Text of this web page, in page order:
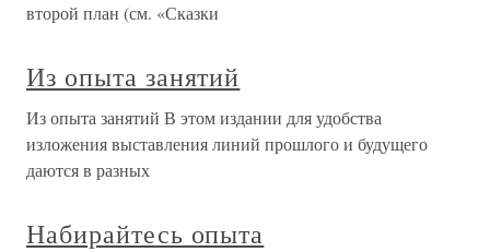
второй план (см. «Сказки
Из опыта занятий
Из опыта занятий В этом издании для удобства
изложения выставления линий прошлого и будущего
даются в разных
Набирайтесь опыта